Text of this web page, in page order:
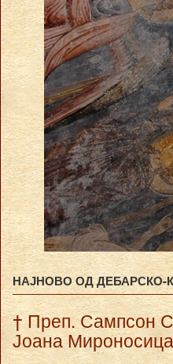
НАЈНОВО ОД ДЕБАРСКО-
† Преп. Сампсон
Јоана Мироносица